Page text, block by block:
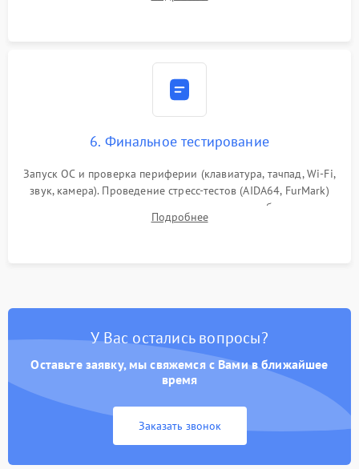
6. Финальное тестирование
Запуск ОС и проверка периферии (клавиатура, тачпад, Wi-Fi,
звук, камера). Проведение стресс-тестов (AIDA64, FurMark)
для контроля температурного режима и стабильности
системы под пиковой нагрузкой.
Подробнее
У Вас остались вопросы?
Оставьте заявку, мы свяжемся с Вами в ближайшее
время
Заказать звонок